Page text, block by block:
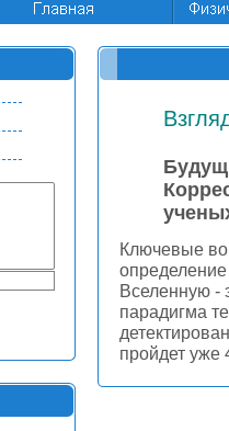
Ключевые
Вселенную -
парадигма
пройдет уже